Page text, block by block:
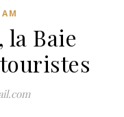
la Baie